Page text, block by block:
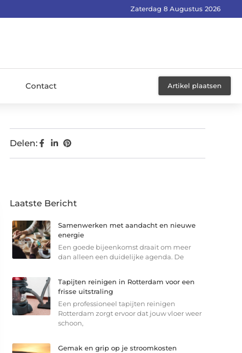
Zaterdag 8 Augustus 2026
Contact Artikel plaatsen
Delen:
Laatste Bericht
Samenwerken met aandacht en nieuwe
energie
Een goede bijeenkomst draait om meer
dan alleen een duidelijke agenda. De
Tapijten reinigen in Rotterdam voor een
frisse uitstraling
Een professioneel tapijten reinigen
Rotterdam zorgt ervoor dat jouw vloer weer
schoon,
Gemak en grip op je stroomkosten